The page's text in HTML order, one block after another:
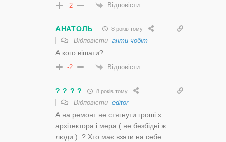
-2 Відповісти
АНАТОЛЬ_ 8 років тому
Відповісти анти чобіт
А кого вішати?
-2 Відповісти
? ? ? ? 8 років тому
Відповісти editor
А на ремонт не стягнути гроші з
архітектора і мера ( не безбідні ж
люди ). ? Хто має взяти на себе